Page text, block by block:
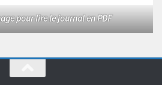
pour lire le journal en PDF